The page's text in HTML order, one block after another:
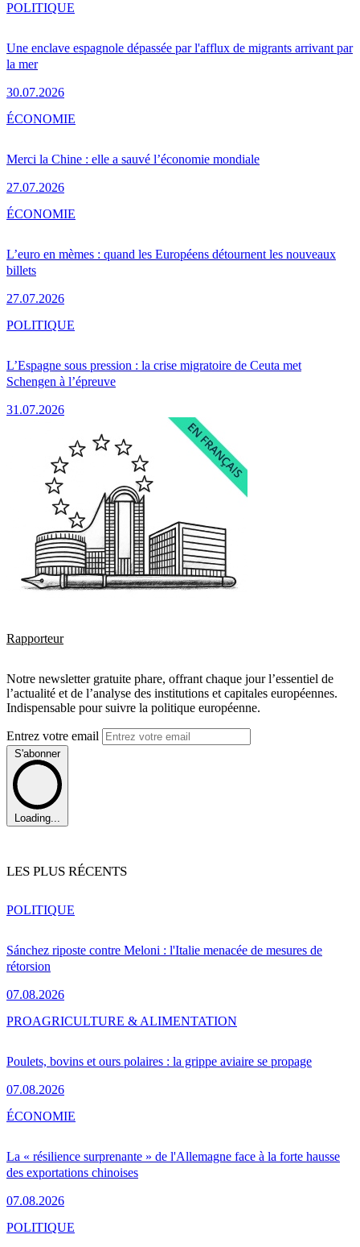
Une enclave espagnole dépassée par l'afflux de migrants arrivant par
la mer
30.07.2026
POLITIQUE
Merci la Chine : elle a sauvé l’économie mondiale
27.07.2026
ÉCONOMIE
L’euro en mèmes : quand les Européens détournent les nouveaux
billets
27.07.2026
ÉCONOMIE
L’Espagne sous pression : la crise migratoire de Ceuta met
Schengen à l’épreuve
31.07.2026
POLITIQUE
Rapporteur
Notre newsletter gratuite phare, offrant chaque jour l’essentiel de
l’actualité et de l’analyse des institutions et capitales européennes.
Indispensable pour suivre la politique européenne.
Entrez votre email
S'abonner
Loading...
LES PLUS RÉCENTS
Sánchez riposte contre Meloni : l'Italie menacée de mesures de
rétorsion
07.08.2026
POLITIQUE
Poulets, bovins et ours polaires : la grippe aviaire se propage
07.08.2026
PROAGRICULTURE & ALIMENTATION
La « résilience surprenante » de l'Allemagne face à la forte hausse
des exportations chinoises
07.08.2026
ÉCONOMIE
POLITIQUE